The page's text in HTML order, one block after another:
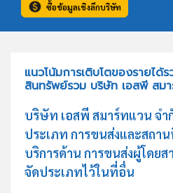
ซื้อข้อมูลเชิงลึกบริษัท
แนวโน้มการเติบโตของรายได้
สินทรัพย์รวม บริษัท เอสพี สม
บริษัท เอสพี สมาร์ทแวน จำ
ประเภท การขนส่งและสถา
บริการด้าน การขนส่งผู้โดย
จัดประเภทไว้ในที่อื่น